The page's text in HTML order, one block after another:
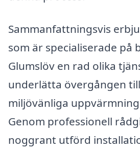
Sammanfattningsvis
som är specialiserade på
Glumslöv en rad olika
underlätta övergången
miljövänliga
Genom professionell
noggrant utförd